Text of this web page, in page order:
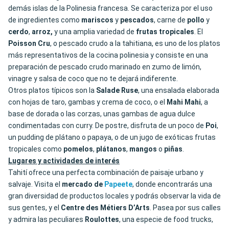
demás islas de la Polinesia francesa. Se caracteriza por el uso
de ingredientes como mariscos y pescados, carne de pollo y
cerdo, arroz, y una amplia variedad de frutas tropicales. El
Poisson Cru, o pescado crudo a la tahitiana, es uno de los platos
más representativos de la cocina polinesia y consiste en una
preparación de pescado crudo marinado en zumo de limón,
vinagre y salsa de coco que no te dejará indiferente.
Otros platos típicos son la Salade Ruse, una ensalada elaborada
con hojas de taro, gambas y crema de coco, o el
Mahi Mahi, a
base de dorada o las corzas, unas gambas de agua dulce
condimentadas con curry. De postre, disfruta de un poco de Poi,
un pudding de plátano o papaya, o de un jugo de exóticas frutas
tropicales como pomelos, plátanos, mangos o piñas.
Lugares y actividades de interés
Tahití ofrece una perfecta combinación de paisaje urbano y
salvaje. Visita el mercado de Papeete, donde encontrarás una
gran diversidad de productos locales y podrás observar la vida de
sus gentes, y el Centre des Métiers D’Arts. Pasea por sus calles
y admira las peculiares Roulottes, una especie de food trucks,